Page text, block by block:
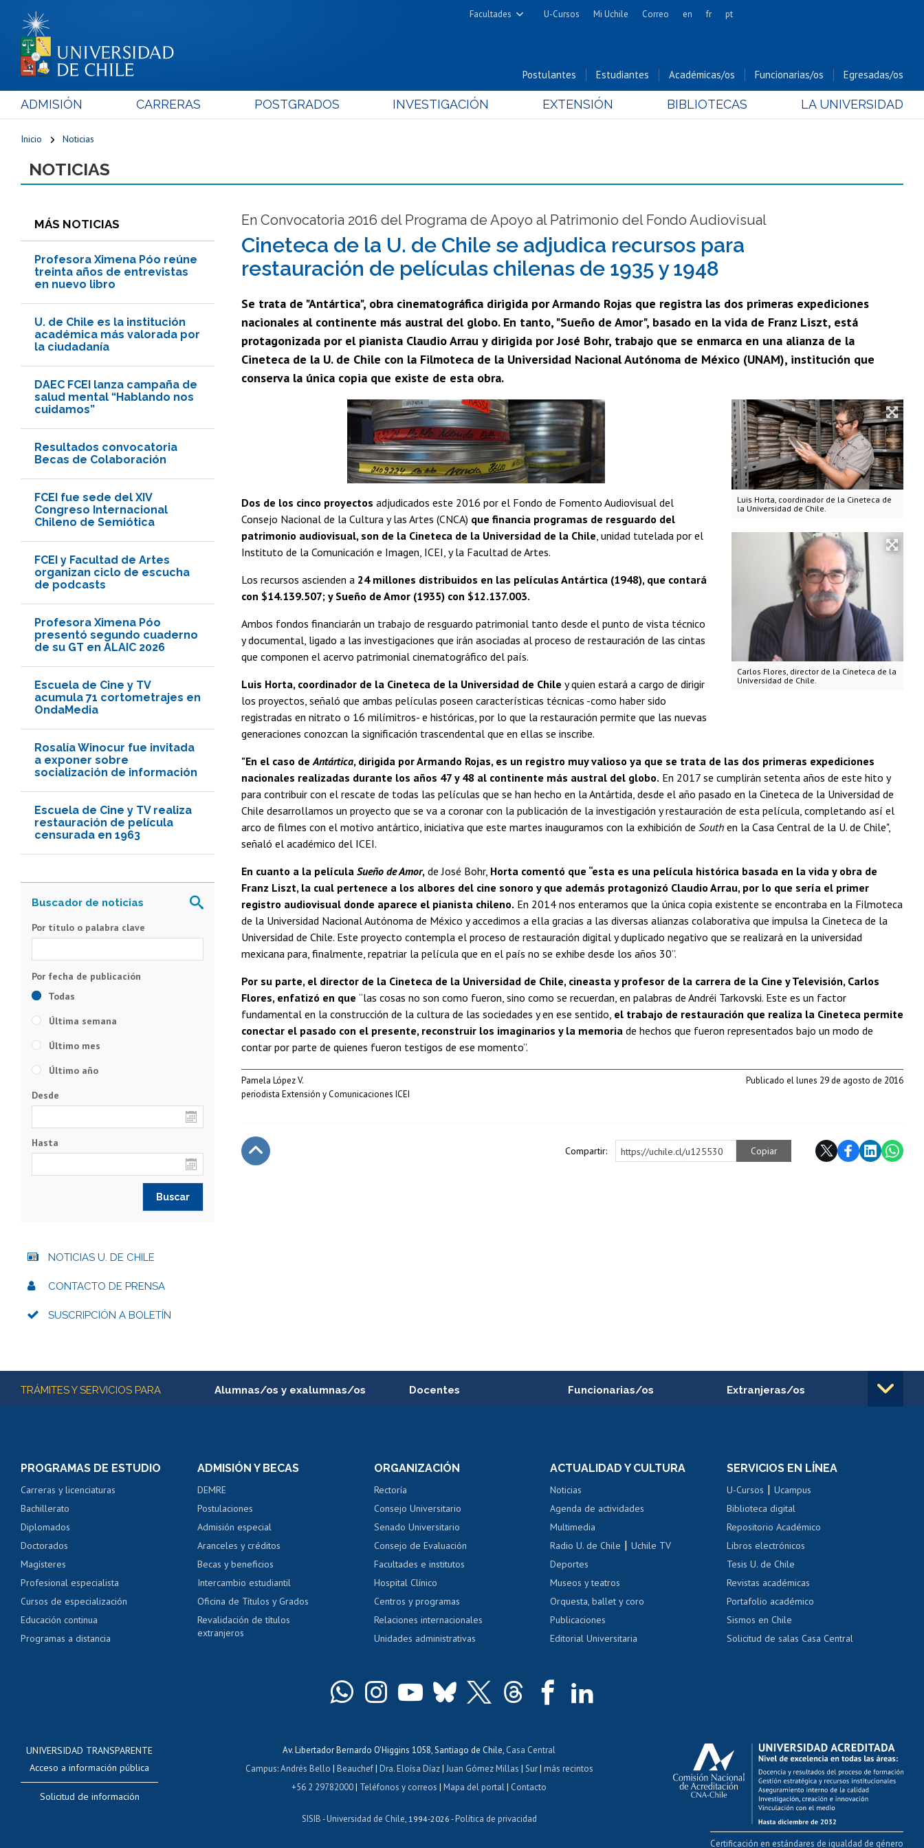
Facultades
Cs. Físicas y Matemáticas
Cs. Forestales y Conservación
Cs. Químicas y Farmacéuticas
Cs. Sociales
Estudios Avanzados en Educación
Estudios Internacionales
Nutrición y Tecnología de
Alimentos
Hospital Clínico
U-Cursos Mi Uchile Correo en fr pt
Postulantes Estudiantes Académicas/os Funcionarias/os Egresadas/os
ADMISIÓN CARRERAS POSTGRADOS INVESTIGACIÓN EXTENSIÓN BIBLIOTECAS LA UNIVERSIDAD
Inicio Noticias
NOTICIAS
MÁS NOTICIAS
Profesora Ximena Póo reúne
treinta años de entrevistas
en nuevo libro
U. de Chile es la institución
académica más valorada por
la ciudadanía
DAEC FCEI lanza campaña de
salud mental “Hablando nos
cuidamos”
Resultados convocatoria
Becas de Colaboración
FCEI fue sede del XIV
Congreso Internacional
Chileno de Semiótica
FCEI y Facultad de Artes
organizan ciclo de escucha
de podcasts
Profesora Ximena Póo
presentó segundo cuaderno
de su GT en ALAIC 2026
Escuela de Cine y TV
acumula 71 cortometrajes en
OndaMedia
Rosalía Winocur fue invitada
a exponer sobre
socialización de información
Escuela de Cine y TV realiza
restauración de película
censurada en 1963
En Convocatoria 2016 del Programa de Apoyo al Patrimonio del Fondo Audiovisual
Cineteca de la U. de Chile se adjudica recursos para
restauración de películas chilenas de 1935 y 1948
Se trata de "Antártica", obra cinematográfica dirigida por Armando Rojas que registra las dos primeras expediciones
nacionales al continente más austral del globo. En tanto, "Sueño de Amor", basado en la vida de Franz Liszt, está
protagonizada por el pianista Claudio Arrau y dirigida por José Bohr, trabajo que se enmarca en una alianza de la
Cineteca de la U. de Chile con la Filmoteca de la Universidad Nacional Autónoma de México (UNAM), institución que
conserva la única copia que existe de esta obra.
Luis Horta, coordinador de la Cineteca de
la Universidad de Chile.
Carlos Flores, director de la Cineteca de la
Universidad de Chile.
Dos de los cinco proyectos adjudicados este 2016 por el Fondo de Fomento Audiovisual del
Consejo Nacional de la Cultura y las Artes (CNCA) que financia programas de resguardo del
patrimonio audiovisual, son de la Cineteca de la Universidad de la Chile , unidad tutelada por el
Instituto de la Comunicación e Imagen, ICEI, y la Facultad de Artes.
Los recursos ascienden a 24 millones distribuidos en las películas Antártica (1948), que contará
con $14.139.507; y Sueño de Amor (1935) con $12.137.003.
Ambos fondos financiarán un trabajo de resguardo patrimonial tanto desde el punto de vista técnico
y documental, ligado a las investigaciones que irán asociadas al proceso de restauración de las cintas
que componen el acervo patrimonial cinematográfico del país.
Luis Horta, coordinador de la Cineteca de la Universidad de Chile y quien estará a cargo de dirigir
los proyectos, señaló que ambas películas poseen características técnicas -como haber sido
registradas en nitrato o 16 milímitros- e históricas, por lo que la restauración permite que las nuevas
generaciones conozcan la significación trascendental que en ellas se inscribe.
"En el caso de Antártica, dirigida por Armando Rojas, es un registro muy valioso ya que se trata de las dos primeras expediciones
nacionales realizadas durante los años 47 y 48 al continente más austral del globo. En 2017 se cumplirán setenta años de este hito y
para contribuir con el rescate de todas las películas que se han hecho en la Antártida, desde el año pasado en la Cineteca de la Universidad de
Chile desarrollamos un proyecto que se va a coronar con la publicación de la investigación y restauración de esta película, completando así el
arco de filmes con el motivo antártico, iniciativa que este martes inauguramos con la exhibición de South en la Casa Central de la U. de Chile",
señaló el académico del ICEI.
En cuanto a la película Sueño de Amor, de José Bohr, Horta comentó que “esta es una película histórica basada en la vida y obra de
Franz Liszt, la cual pertenece a los albores del cine sonoro y que además protagonizó Claudio Arrau, por lo que sería el primer
registro audiovisual donde aparece el pianista chileno. En 2014 nos enteramos que la única copia existente se encontraba en la Filmoteca
de la Universidad Nacional Autónoma de México y accedimos a ella gracias a las diversas alianzas colaborativa que impulsa la Cineteca de la
Universidad de Chile. Este proyecto contempla el proceso de restauración digital y duplicado negativo que se realizará en la universidad
mexicana para, finalmente, repatriar la película que en el país no se exhibe desde los años 30”.
Por su parte, el director de la Cineteca de la Universidad de Chile, cineasta y profesor de la carrera de la Cine y Televisión, Carlos
Flores, enfatizó en que “las cosas no son como fueron, sino como se recuerdan, en palabras de Andréi Tarkovski. Este es un factor
fundamental en la construcción de la cultura de las sociedades y en ese sentido, el trabajo de restauración que realiza la Cineteca permite
conectar el pasado con el presente, reconstruir los imaginarios y la memoria de hechos que fueron representados bajo un modo de
contar por parte de quienes fueron testigos de ese momento”.
Pamela López V.
periodista Extensión y Comunicaciones ICEI
Publicado el lunes 29 de agosto de 2016
Compartir: https://uchile.cl/u125530 Copiar
Por título o palabra clave
Todas
Última semana
Último mes
Último año
Desde
Hasta
NOTICIAS U. DE CHILE
CONTACTO DE PRENSA
SUSCRIPCIÓN A BOLETÍN
Más información
TRÁMITES Y SERVICIOS PARA Alumnas/os y exalumnas/os
Servicio médico y dental
Pago de arancel y crédito alumnos
Pago de arancel y crédito exalumnos
Certificado de títulos y grados
Docentes
Perfeccionamiento
Evaluación docente
Calificación académica
Postulación al AUCAI
Funcionarias/os
Portal de movilidad interna
Certificado de renta
Certificado de renta
Extranjeras/os
Cursos de español
Mi Uchile Ayuda tecnológica Tarjeta TUI Acoso laboral, sexual y violencia Denuncias administrativas
PROGRAMAS DE ESTUDIO
Carreras y licenciaturas
Bachillerato
Diplomados
Doctorados
Magísteres
Profesional especialista
Cursos de especialización
Educación continua
Programas a distancia
ADMISIÓN Y BECAS
DEMRE
Postulaciones
Admisión especial
Aranceles y créditos
Becas y beneficios
Intercambio estudiantil
Oficina de Títulos y Grados
Revalidación de títulos
extranjeros
ORGANIZACIÓN
Rectoría
Consejo Universitario
Senado Universitario
Consejo de Evaluación
Facultades e institutos
Hospital Clínico
Centros y programas
Relaciones internacionales
Unidades administrativas
ACTUALIDAD Y CULTURA
Noticias
Agenda de actividades
Multimedia
Radio U. de Chile |Uchile TV
Deportes
Museos y teatros
Orquesta, ballet y coro
Publicaciones
Editorial Universitaria
SERVICIOS EN LÍNEA
U-Cursos |Ucampus
Biblioteca digital
Repositorio Académico
Libros electrónicos
Tesis U. de Chile
Revistas académicas
Portafolio académico
Sismos en Chile
Solicitud de salas Casa Central
UNIVERSIDAD TRANSPARENTE
Acceso a información pública
Solicitud de información
Av. Libertador Bernardo O'Higgins 1058, Santiago de Chile, Casa Central
Campus:Andrés Bello | Beauchef| Dra. Eloísa Díaz| Juan Gómez Millas | Sur| más recintos
+56 2 29782000| Teléfonos y correos |Mapa del portal| Contacto
SISIB -Universidad de Chile , 1994-2026 -Política de privacidad
Certificación en estándares de igualdad de género